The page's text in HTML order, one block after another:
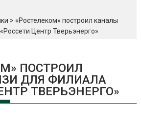
>«Ростелеком» построил каналы
Центр Тверьэнерго»
ПОСТРОИЛ
ДЛЯ ФИЛИАЛА
ТВЕРЬЭНЕРГО»